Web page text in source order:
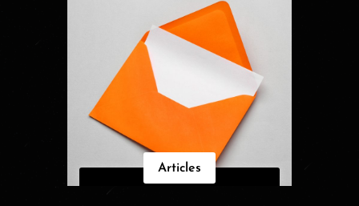
Articles